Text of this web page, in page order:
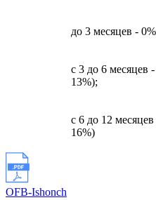
до 3 месяцев -
с 3 до 6 месяцев
13%);
с 6 до 12
16%)
OFB-Ishonch